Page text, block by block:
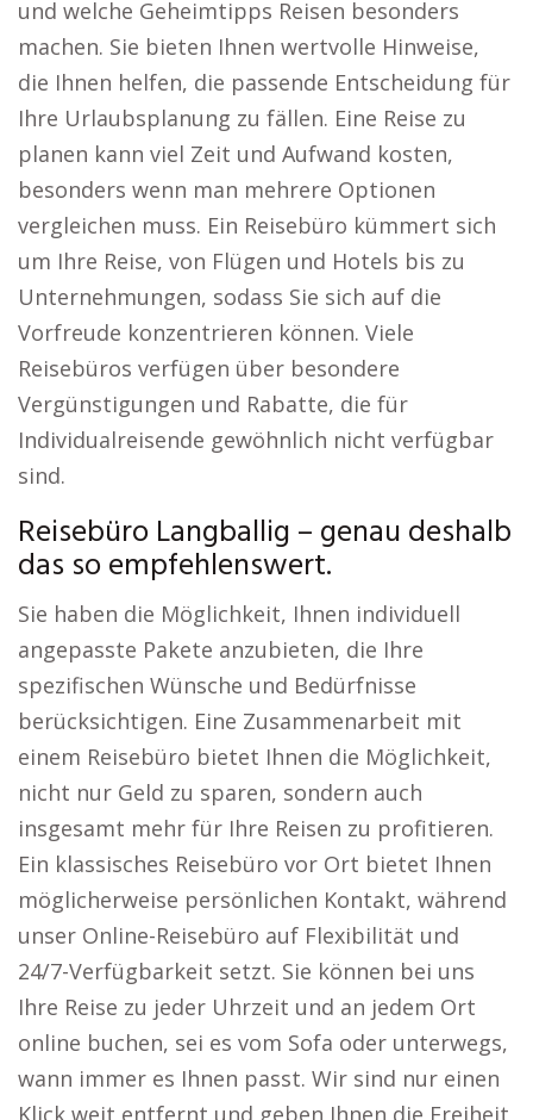
und welche Geheimtipps Reisen besonders
machen. Sie bieten Ihnen wertvolle Hinweise,
die Ihnen helfen, die passende Entscheidung für
Ihre Urlaubsplanung zu fällen. Eine Reise zu
planen kann viel Zeit und Aufwand kosten,
besonders wenn man mehrere Optionen
vergleichen muss. Ein Reisebüro kümmert sich
um Ihre Reise, von Flügen und Hotels bis zu
Unternehmungen, sodass Sie sich auf die
Vorfreude konzentrieren können. Viele
Reisebüros verfügen über besondere
Vergünstigungen und Rabatte, die für
Individualreisende gewöhnlich nicht verfügbar
sind.
Reisebüro Langballig – genau deshalb
das so empfehlenswert.
Sie haben die Möglichkeit, Ihnen individuell
angepasste Pakete anzubieten, die Ihre
spezifischen Wünsche und Bedürfnisse
berücksichtigen. Eine Zusammenarbeit mit
einem Reisebüro bietet Ihnen die Möglichkeit,
nicht nur Geld zu sparen, sondern auch
insgesamt mehr für Ihre Reisen zu profitieren.
Ein klassisches Reisebüro vor Ort bietet Ihnen
möglicherweise persönlichen Kontakt, während
unser Online-Reisebüro auf Flexibilität und
24/7-Verfügbarkeit setzt. Sie können bei uns
Ihre Reise zu jeder Uhrzeit und an jedem Ort
online buchen, sei es vom Sofa oder unterwegs,
wann immer es Ihnen passt. Wir sind nur einen
Klick weit entfernt und geben Ihnen die Freiheit,